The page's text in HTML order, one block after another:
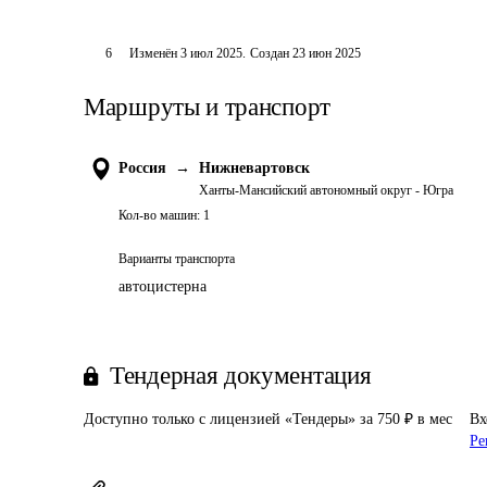
6 Изменён 3 июл 2025. Создан 23 июн 2025
Маршруты и транспорт
Россия → Нижневартовск
Ханты-Мансийский автономный округ - Югра
Кол-во машин: 1
Варианты транспорта
автоцистерна
Тендерная документация
Доступно только с лицензией «Тендеры» за 750 ₽ в мес